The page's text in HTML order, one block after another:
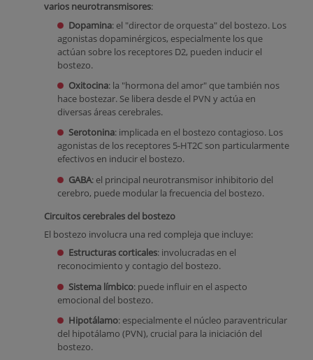
varios neurotransmisores:
Dopamina: el "director de orquesta" del bostezo. Los
agonistas dopaminérgicos, especialmente los que
actúan sobre los receptores D2, pueden inducir el
bostezo.
Oxitocina: la "hormona del amor" que también nos
hace bostezar. Se libera desde el PVN y actúa en
diversas áreas cerebrales.
Serotonina: implicada en el bostezo contagioso. Los
agonistas de los receptores 5-HT2C son particularmente
efectivos en inducir el bostezo.
GABA: el principal neurotransmisor inhibitorio del
cerebro, puede modular la frecuencia del bostezo.
Circuitos cerebrales del bostezo
El bostezo involucra una red compleja que incluye:
Estructuras corticales: involucradas en el
reconocimiento y contagio del bostezo.
Sistema límbico: puede influir en el aspecto
emocional del bostezo.
Hipotálamo: especialmente el núcleo paraventricular
del hipotálamo (PVN), crucial para la iniciación del
bostezo.